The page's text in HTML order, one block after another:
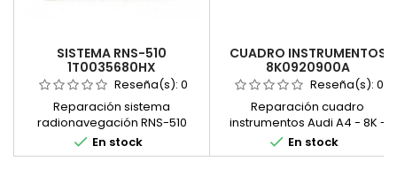
SISTEMA RNS-510
1T0035680HX
Reseña(s): 0
Reparación sistema
radionavegación RNS-510
 En stock
CUADRO INSTRUMENTOS
8K0920900A
Reseña(s): 0
Reparación cuadro
instrumentos Audi A4 - 8K -
 En stock